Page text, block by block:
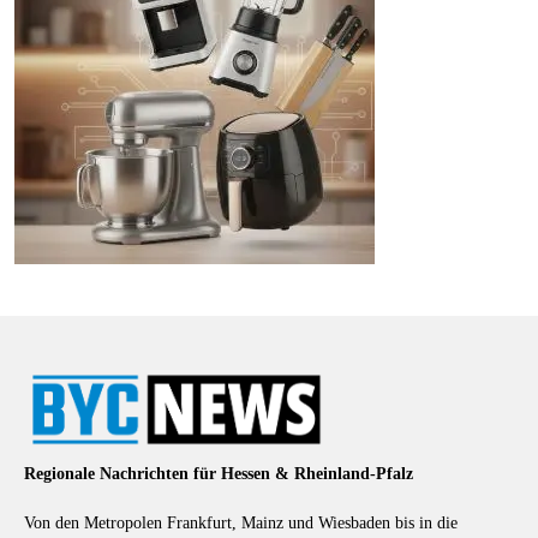
Regionale Nachrichten für Hessen & Rheinland-Pfalz
Von den Metropolen Frankfurt, Mainz und Wiesbaden bis in die